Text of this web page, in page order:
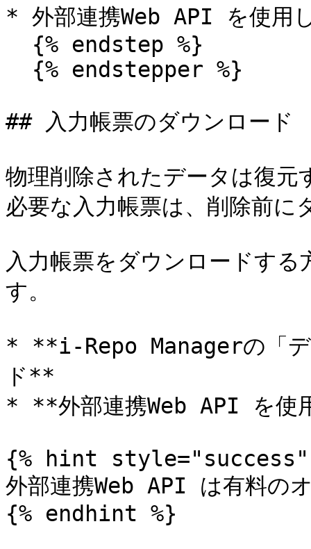
* 外部連携Web API を使用
## 入力帳票のダウンロード
物理削除されたデータは復
必要な入力帳票は、削除前
入力帳票をダウンロードす
す。
* **i-Repo Managerの「デ
ド**
* **外部連携Web API を使
{% hint style="success"
外部連携Web API は有料の
{% endhint %}